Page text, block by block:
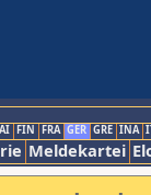
FIN FRA GER GRE INA
Meldekartei